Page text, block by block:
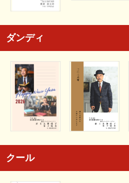
ダンディ
クール